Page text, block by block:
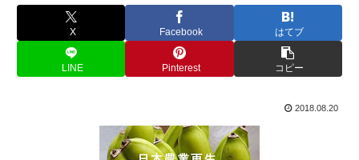
X Facebook はてブ
LINE Pinterest コピー
2018.08.20